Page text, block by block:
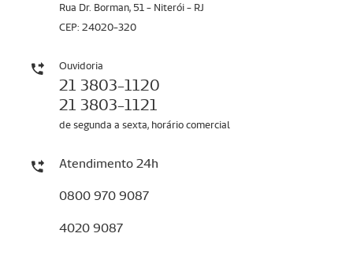
Rua Dr. Borman, 51 - Niterói - RJ
CEP: 24020-320
Ouvidoria
21 3803-1120
21 3803-1121
de segunda a sexta, horário comercial
Atendimento 24h
0800 970 9087
4020 9087